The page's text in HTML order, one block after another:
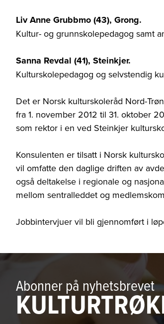
Liv Anne Grubbmo (43), Grong.
Kultur- og grunnskolepedagog samt
Sanna Revdal (41), Steinkjer.
Kulturskolepedagog og selvstendig
Det er Norsk kulturskoleråd Nord-
fra 1. november 2012 til 31. oktober
som rektor i en ved Steinkjer
Konsulenten er tilsatt i Norsk
vil omfatte den daglige driften av
også deltakelse i regionale og
mellom sentralleddet og
Jobbintervjuer vil bli gjennomført i
Abonner på nyhetsbrevet